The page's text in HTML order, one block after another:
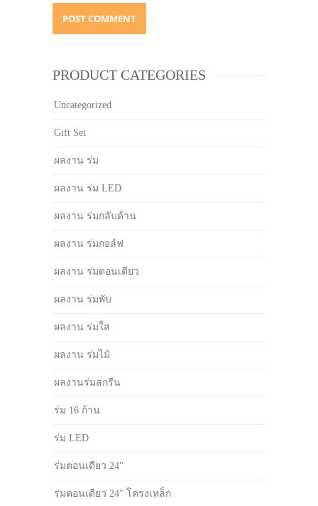
PRODUCT CATEGORIES
Uncategorized
Gift Set
ผลงาน ร่ม
ผลงาน ร่ม LED
ผลงาน ร่มกลับด้าน
ผลงาน ร่มกอล์ฟ
ผลงาน ร่มตอนเดียว
ผลงาน ร่มพับ
ผลงาน ร่มใส
ผลงาน ร่มไม้
ผลงานร่มสกรีน
ร่ม 16 ก้าน
ร่ม LED
ร่มตอนเดียว 24"
ร่มตอนเดียว 24" โครงเหล็ก